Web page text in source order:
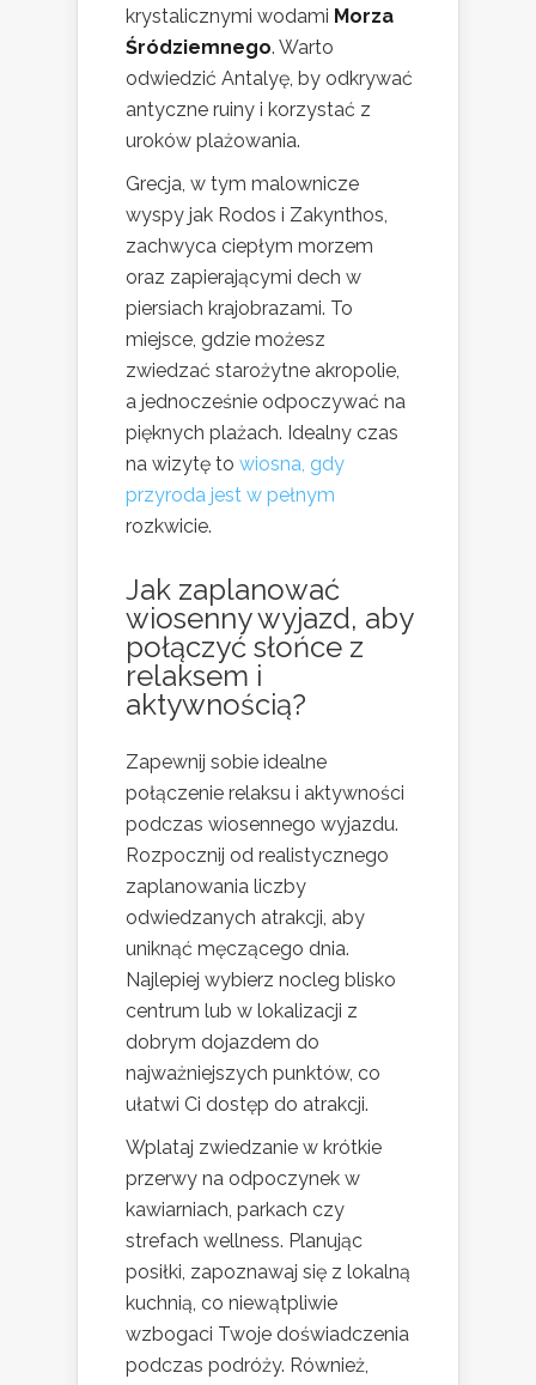
krystalicznymi wodami Morza
Śródziemnego. Warto
odwiedzić Antalyę, by odkrywać
antyczne ruiny i korzystać z
uroków plażowania.
Grecja, w tym malownicze
wyspy jak Rodos i Zakynthos,
zachwyca ciepłym morzem
oraz zapierającymi dech w
piersiach krajobrazami. To
miejsce, gdzie możesz
zwiedzać starożytne akropolie,
a jednocześnie odpoczywać na
pięknych plażach. Idealny czas
na wizytę to wiosna, gdy
przyroda jest w pełnym
rozkwicie.
Jak zaplanować
wiosenny wyjazd, aby
połączyć słońce z
relaksem i
aktywnością?
Zapewnij sobie idealne
połączenie relaksu i aktywności
podczas wiosennego wyjazdu.
Rozpocznij od realistycznego
zaplanowania liczby
odwiedzanych atrakcji, aby
uniknąć męczącego dnia.
Najlepiej wybierz nocleg blisko
centrum lub w lokalizacji z
dobrym dojazdem do
najważniejszych punktów, co
ułatwi Ci dostęp do atrakcji.
Wplataj zwiedzanie w krótkie
przerwy na odpoczynek w
kawiarniach, parkach czy
strefach wellness. Planując
posiłki, zapoznawaj się z lokalną
kuchnią, co niewątpliwie
wzbogaci Twoje doświadczenia
podczas podróży. Również,